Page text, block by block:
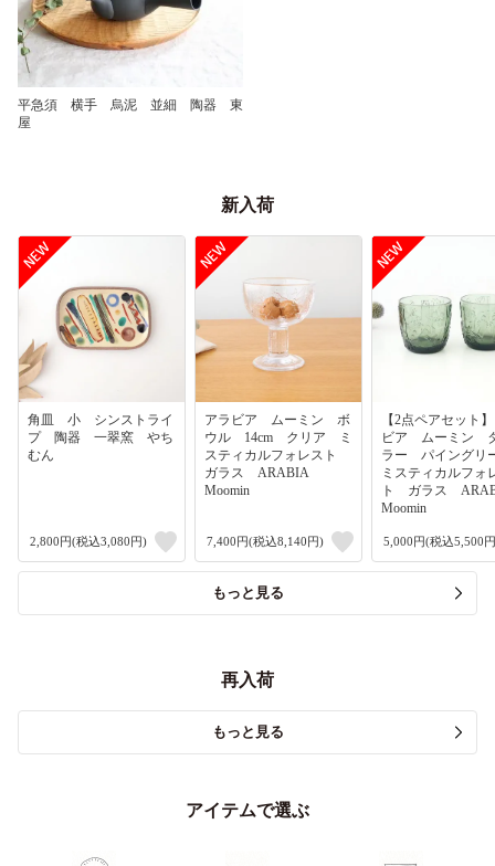
平急須 横手 烏泥 並細 陶器 東
屋
新入荷
角皿 小 シンストライ
プ 陶器 一翠窯 やち
むん
2,800円(税込3,080円)
アラビア ムーミン ボ
ウル 14cm クリア ミ
スティカルフォレスト
ガラス ARABIA
Moomin
7,400円(税込8,140円)
【2点ペアセット
ビア ムーミン
ラー パイング
ミスティカルフォ
ト ガラス
Moomin
5,000円(税込5,500
もっと見る
再入荷
もっと見る
アイテムで選ぶ